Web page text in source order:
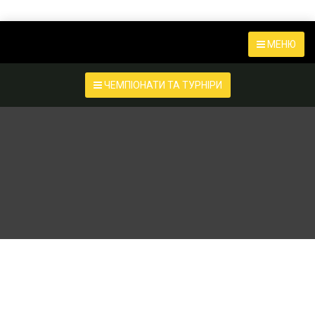
МЕНЮ
ЧЕМПІОНАТИ ТА ТУРНІРИ